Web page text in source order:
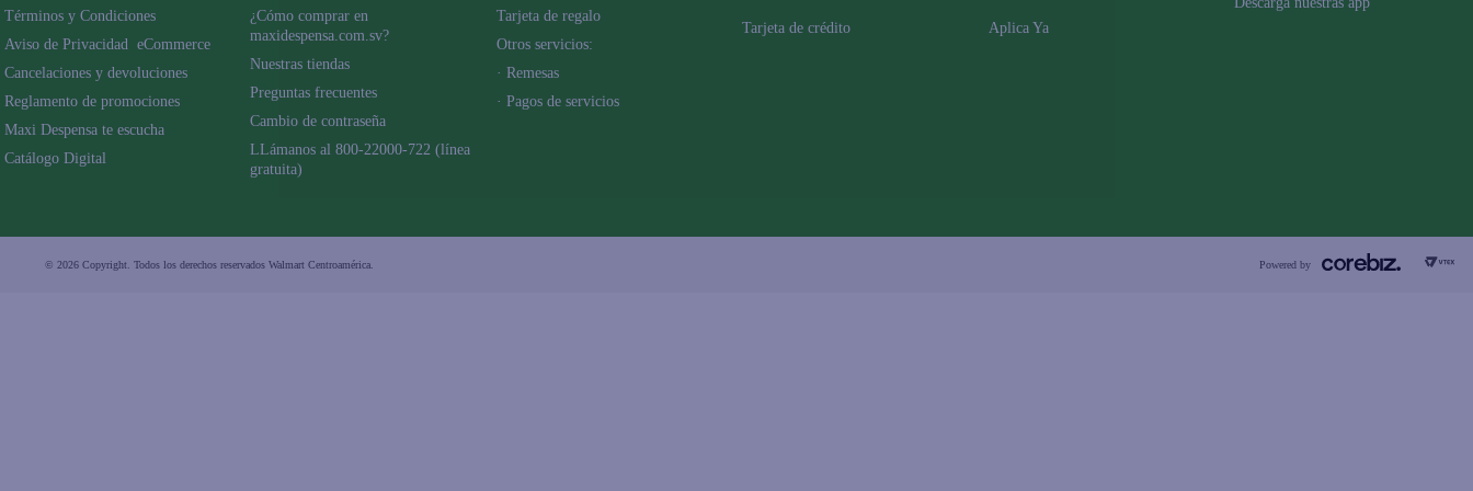
Términos y Condiciones
Aviso de Privacidad  eCommerce
Cancelaciones y devoluciones
Reglamento de promociones
Maxi Despensa te escucha
Catálogo Digital
¿Cómo comprar en
maxidespensa.com.sv?
Nuestras tiendas
Preguntas frecuentes
Cambio de contraseña
LLámanos al 800-22000-722 (línea
gratuita)
Tarjeta de regalo
Otros servicios:
· Remesas
· Pagos de servicios
Tarjeta de crédito Aplica Ya
© 2026 Copyright. Todos los derechos reservados Walmart Centroamérica. Powered by